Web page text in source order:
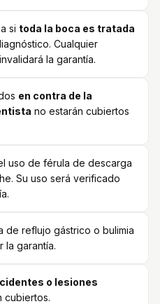
si toda la boca es tratada
Cualquier
la garantía.
en contra de la
no estarán cubiertos
el uso de férula de descarga
Su uso será verificado
de reflujo gástrico o bulimia
la garantía.
o lesiones
cubiertos.